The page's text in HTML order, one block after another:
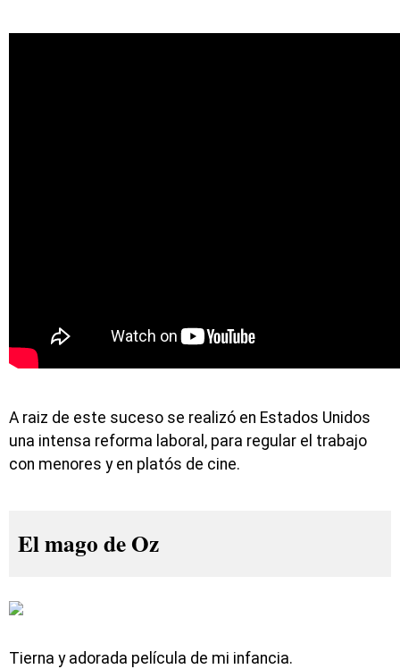
A raiz de este suceso se realizó en Estados Unidos
una intensa reforma laboral, para regular el trabajo
con menores y en platós de cine.
El mago de Oz
Tierna y adorada película de mi infancia.